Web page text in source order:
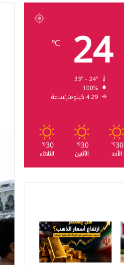
24
℃
100%
4.29 كيلومتر/ساعة
30
℃
الأحد
30
℃
الأثنين
30
℃
الثلاثاء